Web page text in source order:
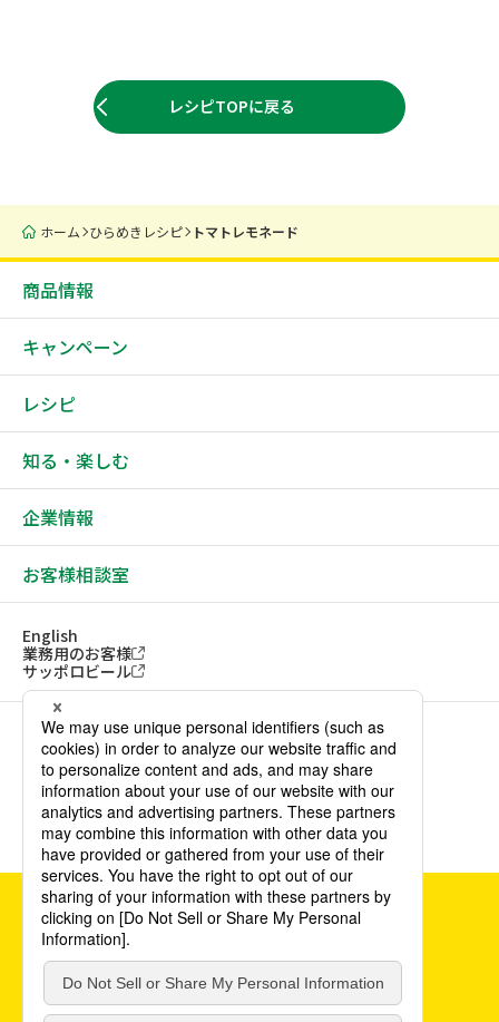
レシピTOPに戻る
ホーム ひらめきレシピ トマトレモネード
商品情報
キャンペーン
レシピ
知る・楽しむ
企業情報
お客様相談室
English
業務用のお客様
サッポロビール
ソーシャルメディアアカウント一覧
サイトご利用にあたってウェブアクセシビリティ方針
個人情報保護方針カスタマーハラスメント方針
©POKKA SAPPORO Food & Beverage Ltd. All Rights Reserved.